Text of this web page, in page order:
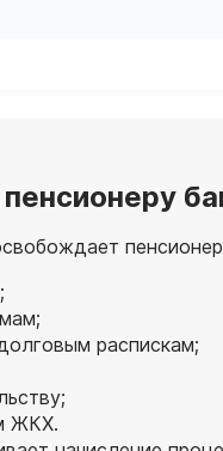
распискам;
ЖКХ.